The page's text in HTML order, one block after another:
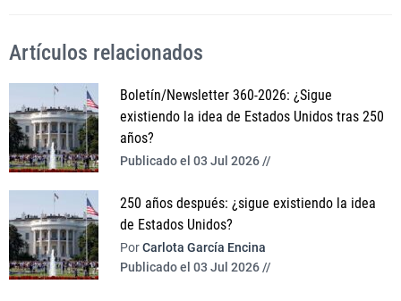
Artículos relacionados
Boletín/Newsletter 360-2026: ¿Sigue
existiendo la idea de Estados Unidos tras 250
años?
Publicado el 03 Jul 2026 //
250 años después: ¿sigue existiendo la idea
de Estados Unidos?
PorCarlota García Encina
Publicado el 03 Jul 2026 //